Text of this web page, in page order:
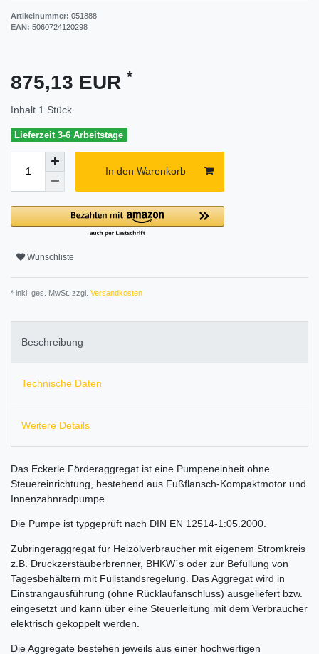
Artikelnummer: 051888
EAN: 5060724120298
875,13 EUR *
Inhalt 1 Stück
Lieferzeit 3-6 Arbeitstage
In den Warenkorb
Wunschliste
* inkl. ges. MwSt. zzgl. Versandkosten
Beschreibung
Technische Daten
Weitere Details
Das Eckerle Förderaggregat ist eine Pumpeneinheit ohne
Steuereinrichtung, bestehend aus Fußflansch-Kompaktmotor und
Innenzahnradpumpe.
Die Pumpe ist typgeprüft nach DIN EN 12514-1:05.2000.
Zubringeraggregat für Heizölverbraucher mit eigenem Stromkreis
z.B. Druckzerstäuberbrenner, BHKW´s oder zur Befüllung von
Tagesbehältern mit Füllstandsregelung. Das Aggregat wird in
Einstrangausführung (ohne Rücklaufanschluss) ausgeliefert bzw.
eingesetzt und kann über eine Steuerleitung mit dem Verbraucher
elektrisch gekoppelt werden.
Die Aggregate bestehen jeweils aus einer hochwertigen